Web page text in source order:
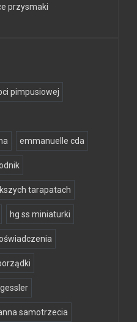
przysmaki
pimpusiowej
emmanuelle cda
tarapatach
hg ss miniaturki
samotrzecia